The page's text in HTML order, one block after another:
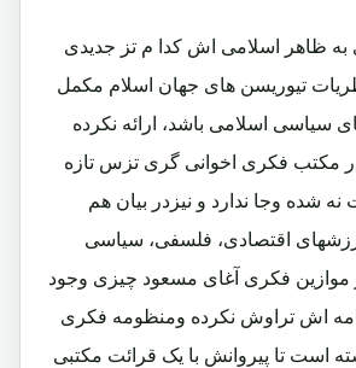
ظاهر اسلامی اش کدا م تز جدیدی
تیوریسن های جهان اسلام مکمل
سیاسی اسلامی باشد، ارائه نکرده
مکتب فکری اخوانی گری تزس تازه
نه شده وجا ندارد و نیزدر بیان هم
اقتصادی، فلسفی، سیاسی
موازین فکری آغای مسعود چیزی وجود
اش تراوش نکرده ومنظومه فکری
است تا پیروانش با یک قرائت مکتبی